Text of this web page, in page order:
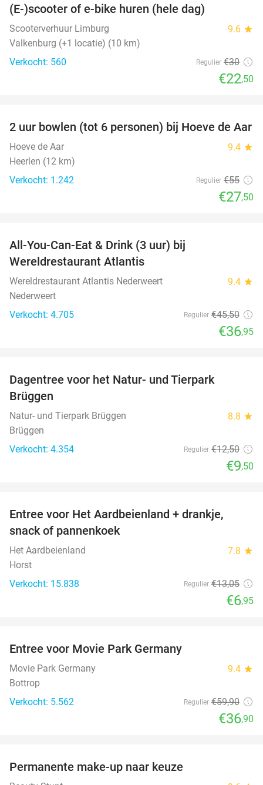
(E-)scooter of e-bike huren (hele dag)
Scooterverhuur Limburg 9.6 star
Valkenburg (+1 locatie) (10 km)
Verkocht: 560
Regulier €30
€22,50
50%
2 uur bowlen (tot 6 personen) bij Hoeve de Aar
Hoeve de Aar 9.4 star
Heerlen (12 km)
Verkocht: 1.242
Regulier €55
€27,50
All-You-Can-Eat & Drink (3 uur) bij
Wereldrestaurant Atlantis
Wereldrestaurant Atlantis Nederweert 9.4 star
Nederweert
Verkocht: 4.705
Regulier €45,50
€36,95
Dagentree voor het Natur- und Tierpark
Brüggen
Natur- und Tierpark Brüggen 8.8 star
Brüggen
Verkocht: 4.354
Regulier €12,50
€9,50
Entree voor Het Aardbeienland + drankje,
snack of pannenkoek
Het Aardbeienland 7.8 star
Horst
Verkocht: 15.838
Regulier €13,05
€6,95
Entree voor Movie Park Germany
Movie Park Germany 9.4 star
Bottrop
Verkocht: 5.562
Regulier €59,90
€36,90
Permanente make-up naar keuze